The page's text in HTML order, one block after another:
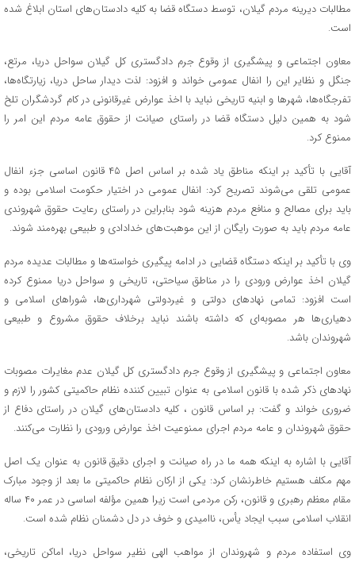
مطالبات دیرینه مردم گیلان، توسط دستگاه قضا به کلیه دادستان‌های استان ابلاغ شده
است.
معاون اجتماعی و پیشگیری از وقوع جرم دادگستری کل گیلان سواحل دریا، مرتع،
جنگل و نظایر این را انفال عمومی خواند و افزود: لذت دیدار ساحل دریا، زیارتگاه‌ها،
تفرجگاه‌ها، شهرها و ابنیه تاریخی نباید با اخذ عوارض غیرقانونی در کام گردشگران تلخ
شود به همین دلیل دستگاه قضا در راستای صیانت از حقوق عامه مردم این امر را
ممنوع کرد.
آقایی با تأکید بر اینکه مناطق یاد شده بر اساس اصل ۴۵ قانون اساسی جزء انفال
عمومی تلقی می‌شوند تصریح کرد: انفال عمومی در اختیار حکومت اسلامی بوده و
باید برای مصالح و منافع مردم هزینه شود بنابراین در راستای رعایت حقوق شهروندی
عامه مردم باید به صورت رایگان از این موهبت‌های خدادادی و طبیعی بهره‌مند شوند.
وی با تأکید بر اینکه دستگاه قضایی در ادامه پیگیری خواسته‌ها و مطالبات عدیده مردم
گیلان اخذ عوارض ورودی را در مناطق سیاحتی، تاریخی و سواحل دریا ممنوع کرده
است افزود: تمامی نهادهای دولتی و غیردولتی شهرداری‌ها، شوراهای اسلامی و
دهیاری‌ها هر مصوبه‌ای که داشته باشند نباید برخلاف حقوق مشروع و طبیعی
شهروندان باشد.
معاون اجتماعی و پیشگیری از وقوع جرم دادگستری کل گیلان عدم مغایرات مصوبات
نهادهای ذکر شده با قانون اسلامی به عنوان تبیین کننده نظام حاکمیتی کشور را لازم و
ضروری خواند و گفت: بر اساس قانون ، کلیه دادستان‌های گیلان در راستای دفاع از
حقوق شهروندان و عامه مردم اجرای ممنوعیت اخذ عوارض ورودی را نظارت می‌کنند.
آقایی با اشاره به اینکه همه ما در راه صیانت و اجرای دقیق قانون به عنوان یک اصل
مهم مکلف هستیم خاطرنشان کرد: یکی از ارکان نظام حاکمیتی ما بعد از وجود مبارک
مقام معظم رهبری و قانون، رکن مردمی است زیرا همین مؤلفه اساسی در عمر ۴۰ ساله
انقلاب اسلامی سبب ایجاد یأس، ناامیدی و خوف در دل دشمنان نظام شده است.
وی استفاده مردم و شهروندان از مواهب الهی نظیر سواحل دریا، اماکن تاریخی،